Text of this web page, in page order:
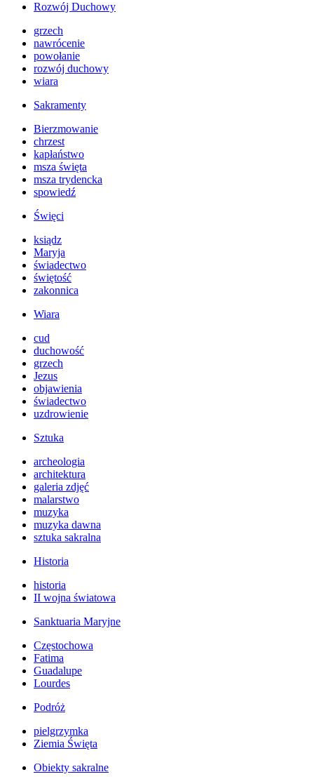
Rozwój Duchowy
grzech
nawrócenie
powołanie
rozwój duchowy
wiara
Sakramenty
Bierzmowanie
chrzest
kapłaństwo
msza święta
msza trydencka
spowiedź
Święci
ksiądz
Maryja
świadectwo
świętość
zakonnica
Wiara
cud
duchowość
grzech
Jezus
objawienia
świadectwo
uzdrowienie
Sztuka
archeologia
architektura
galeria zdjęć
malarstwo
muzyka
muzyka dawna
sztuka sakralna
Historia
historia
II wojna światowa
Sanktuaria Maryjne
Częstochowa
Fatima
Guadalupe
Lourdes
Podróż
pielgrzymka
Ziemia Święta
Obiekty sakralne